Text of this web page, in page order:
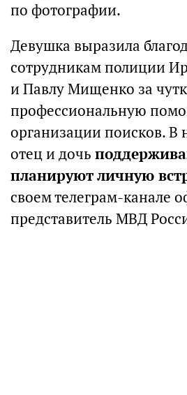
по фотографии.
Девушка выразила
сотрудникам полиции
и Павлу Мищенко за
профессиональную
организации поисков. В
отец и дочь
планируют личную
своем телеграм-канале
представитель МВД